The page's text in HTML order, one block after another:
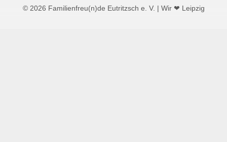
© 2026 Familienfreu(n)de Eutritzsch e. V. | Wir ❤ Leipzig